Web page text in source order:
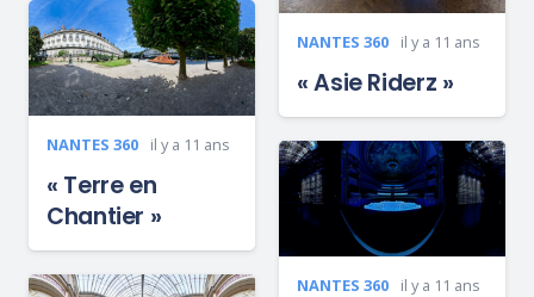
NANTES 360 il y a 11 ans
« Asie Riderz »
NANTES 360 il y a 11 ans
« Terre en
Chantier »
NANTES 360 il y a 11 ans